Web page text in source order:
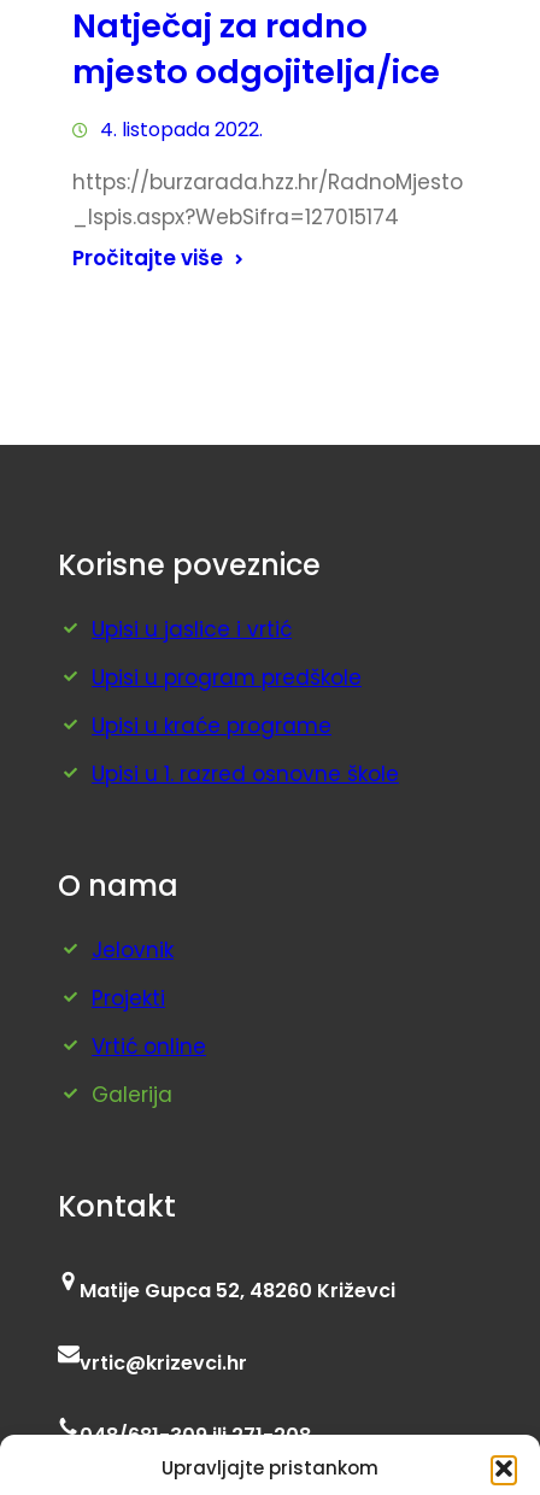
Upravljajte pristankom
Natječaj za radno
mjesto odgojitelja/ice
4. listopada 2022.
https://burzarada.hzz.hr/RadnoMjesto
_Ispis.aspx?WebSifra=127015174
Pročitajte više
Korisne poveznice
Upisi u jaslice i vrtić
Upisi u program predškole
Upisi u kraće programe
Upisi u 1. razred osnovne škole
O nama
Jelovnik
Projekti
Vrtić online
Galerija
Kontakt
Matije Gupca 52, 48260 Križevci
vrtic@krizevci.hr
048/681-309 ili 271-208